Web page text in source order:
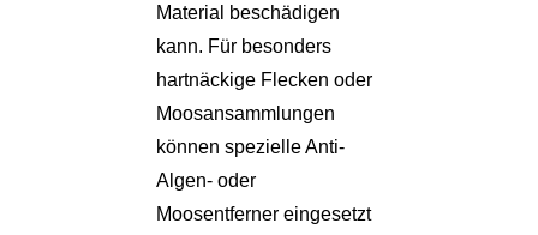
Material beschädigen
kann. Für besonders
hartnäckige Flecken oder
Moosansammlungen
können spezielle Anti-
Algen- oder
Moosentferner eingesetzt